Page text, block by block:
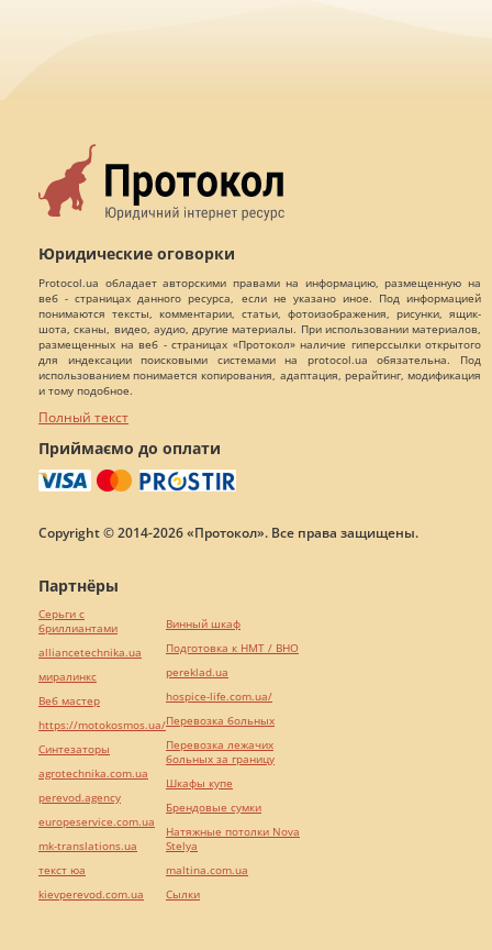
Юридические оговорки
Protocol.ua обладает авторскими правами на информацию, размещенную на
веб - страницах данного ресурса, если не указано иное. Под информацией
понимаются тексты, комментарии, статьи, фотоизображения, рисунки, ящик-
шота, сканы, видео, аудио, другие материалы. При использовании материалов,
размещенных на веб - страницах «Протокол» наличие гиперссылки открытого
для индексации поисковыми системами на protocol.ua обязательна. Под
использованием понимается копирования, адаптация, рерайтинг, модификация
и тому подобное.
Полный текст
Приймаємо до оплати
Copyright © 2014-2026 «Протокол». Все права защищены.
Партнёры
Серьги с
бриллиантами
alliancetechnika.ua
миралинкс
Веб мастер
https://motokosmos.ua/
Синтезаторы
agrotechnika.com.ua
perevod.agency
europeservice.com.ua
mk-translations.ua
текст юа
kievperevod.com.ua
Винный шкаф
Подготовка к НМТ / ВНО
pereklad.ua
hospice-life.com.ua/
Перевозка больных
Перевозка лежачих
больных за границу
Шкафы купе
Брендовые сумки
Натяжные потолки Nova
Stelya
maltina.com.ua
Cылки